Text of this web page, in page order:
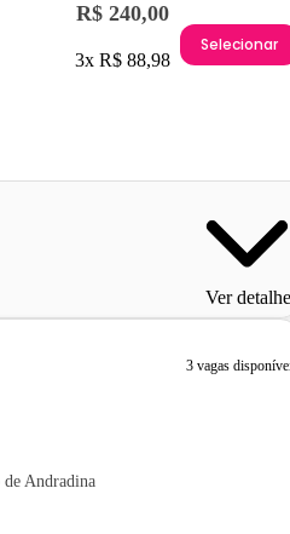
R$ 240,00
3x R$ 88,98
Selecionar
Ver
3 vagas
Andradina